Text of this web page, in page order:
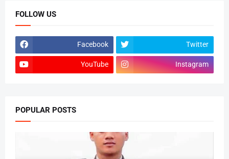
FOLLOW US
Facebook Twitter
YouTube Instagram
POPULAR POSTS